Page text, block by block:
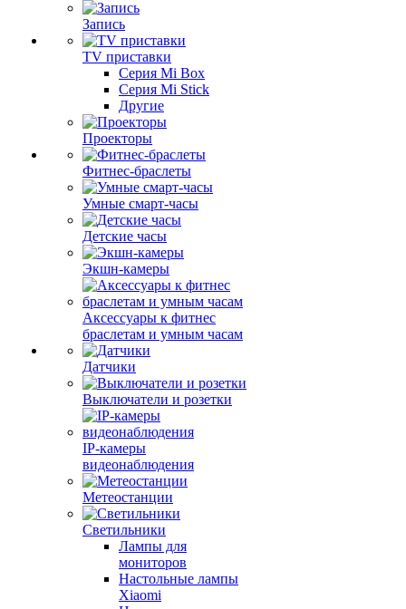
Запись
TV приставки
Серия Mi Box
Серия Mi Stick
Другие
Проекторы
Фитнес-браслеты
Умные смарт-часы
Детские часы
Экшн-камеры
Аксессуары к фитнес
браслетам и умным часам
Датчики
Выключатели и розетки
IP-камеры
видеонаблюдения
Метеостанции
Светильники
Лампы для
мониторов
Настольные лампы
Xiaomi